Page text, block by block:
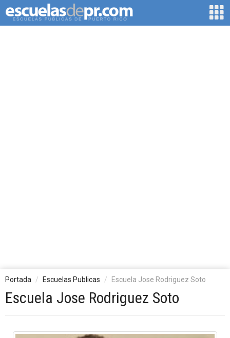
Portada Escuelas Publicas Escuela Jose Rodriguez Soto
Escuela Jose Rodriguez Soto